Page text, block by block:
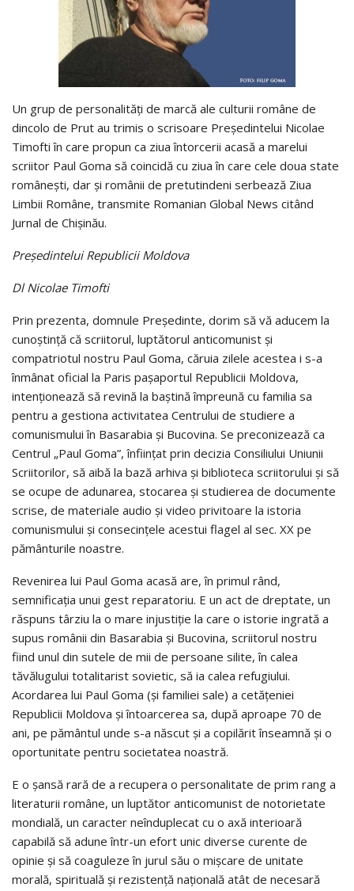
Un grup de personalități de marcă ale culturii române de
dincolo de Prut au trimis o scrisoare Președintelui Nicolae
Timofti în care propun ca ziua întorcerii acasă a marelui
scriitor Paul Goma să coincidă cu ziua în care cele doua state
românești, dar și românii de pretutindeni serbează Ziua
Limbii Române, transmite Romanian Global News citând
Jurnal de Chișinău.
Președintelui Republicii Moldova
Dl Nicolae Timofti
Prin prezenta, domnule Președinte, dorim să vă aducem la
cunoștință că scriitorul, luptătorul anticomunist și
compatriotul nostru Paul Goma, căruia zilele acestea i s-a
înmânat oficial la Paris pașaportul Republicii Moldova,
intenționează să revină la baștină împreună cu familia sa
pentru a gestiona activitatea Centrului de studiere a
comunismului în Basarabia și Bucovina. Se preconizează ca
Centrul „Paul Goma”, înființat prin decizia Consiliului Uniunii
Scriitorilor, să aibă la bază arhiva și biblioteca scriitorului și să
se ocupe de adunarea, stocarea și studierea de documente
scrise, de materiale audio și video privitoare la istoria
comunismului și consecințele acestui flagel al sec. XX pe
pământurile noastre.
Revenirea lui Paul Goma acasă are, în primul rând,
semnificația unui gest reparatoriu. E un act de dreptate, un
răspuns târziu la o mare injustiție la care o istorie ingrată a
supus românii din Basarabia și Bucovina, scriitorul nostru
fiind unul din sutele de mii de persoane silite, în calea
tăvălugului totalitarist sovietic, să ia calea refugiului.
Acordarea lui Paul Goma (și familiei sale) a cetățeniei
Republicii Moldova și întoarcerea sa, după aproape 70 de
ani, pe pământul unde s-a născut și a copilărit înseamnă și o
oportunitate pentru societatea noastră.
E o șansă rară de a recupera o personalitate de prim rang a
literaturii române, un luptător anticomunist de notorietate
mondială, un caracter neînduplecat cu o axă interioară
capabilă să adune într-un efort unic diverse curente de
opinie și să coaguleze în jurul său o mișcare de unitate
morală, spirituală și rezistență națională atât de necesară